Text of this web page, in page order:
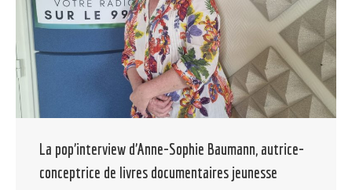
La pop’interview d’Anne-Sophie Baumann, autrice-
conceptrice de livres documentaires jeunesse